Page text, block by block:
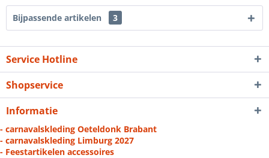
Bijpassende artikelen 3
Service Hotline
Shopservice
Informatie
- carnavalskleding Oeteldonk Brabant
- carnavalskleding Limburg 2027
- Feestartikelen accessoires